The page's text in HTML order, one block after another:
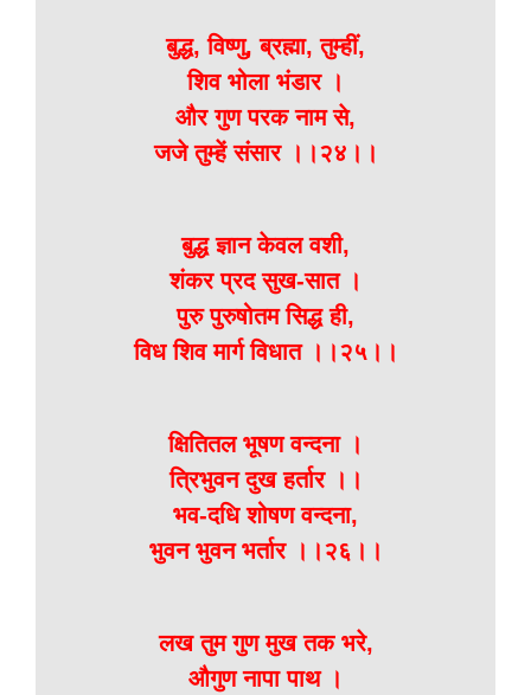
बुद्ध, विष्णु, ब्रह्मा, तुम्हीं,
शिव भोला भंडार ।
और गुण परक नाम से,
जजे तुम्हें संसार ।।२४।।
बुद्ध ज्ञान केवल वशी,
शंकर प्रद सुख-सात ।
पुरु पुरुषोतम सिद्ध ही,
विध शिव मार्ग विधात ।।२५।।
क्षितितल भूषण वन्दना ।
त्रिभुवन दुख हर्तार ।।
भव-दधि शोषण वन्दना,
भुवन भुवन भर्तार ।।२६।।
लख तुम गुण मुख तक भरे,
औगुण नापा पाथ ।